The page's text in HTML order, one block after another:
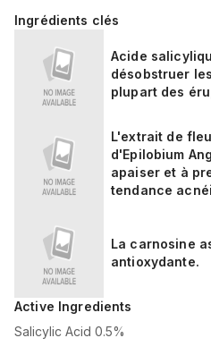
Ingrédients clés
Acide
désobstruer
plupart des
L'extrait de
d'Epilobium
apaiser et à
tendance
La carnosine
antioxydante.
Active Ingredients
Salicylic Acid 0.5%